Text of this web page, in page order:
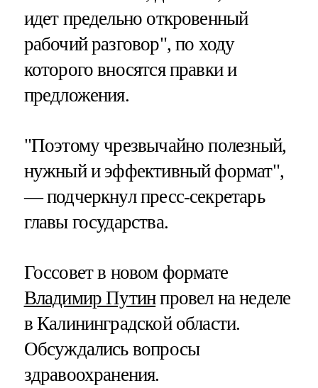
идет предельно откровенный
рабочий разговор", по ходу
которого вносятся правки и
предложения.
"Поэтому чрезвычайно полезный,
нужный и эффективный формат",
— подчеркнул пресс-секретарь
главы государства.
Госсовет в новом формате
Владимир Путинпровел на неделе
в Калининградской области.
Обсуждались вопросы
здравоохранения.